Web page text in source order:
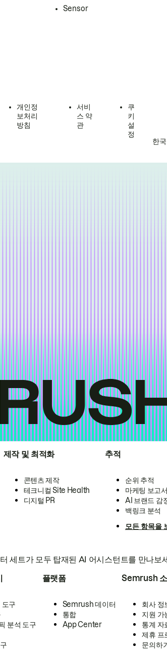
제작 및 최적화
콘텐츠 제작
테크니컬 Site Health
디지털 PR
추적
순위 추적
마케팅 보고
AI 브랜드 감
백링크 분석
모든 항목을
세트가 모두 탑재된 AI 어시스턴트를 만나보
도구
분석 도구
플랫폼
Semrush 데이터
통합
App Center
Semrush
회사 정
지원 가
통계 자
제휴 프
문의하
Sensor
개인정
보처리
방침
서비
스 약
관
쿠
키
설
정
한